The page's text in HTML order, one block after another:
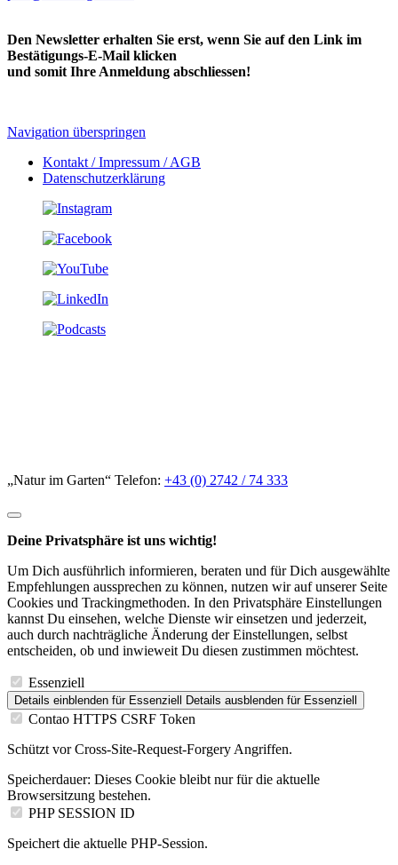
Den Newsletter erhalten Sie erst, wenn Sie auf den Link im
Bestätigungs-E-Mail klicken
und somit Ihre Anmeldung abschliessen!
Navigation überspringen
Kontakt / Impressum / AGB
Datenschutzerklärung
„Natur im Garten“ Telefon: +43 (0) 2742 / 74 333
Deine Privatsphäre ist uns wichtig!
Um Dich ausführlich informieren, beraten und für Dich ausgewählte
Empfehlungen aussprechen zu können, nutzen wir auf unserer Seite
Cookies und Trackingmethoden. In den Privatsphäre Einstellungen
kannst Du einsehen, welche Dienste wir einsetzen und jederzeit,
auch durch nachträgliche Änderung der Einstellungen, selbst
entscheiden, ob und inwieweit Du diesen zustimmen möchtest.
Essenziell
Details einblenden für Essenziell Details ausblenden für Essenziell
Contao HTTPS CSRF Token
Schützt vor Cross-Site-Request-Forgery Angriffen.
Speicherdauer: Dieses Cookie bleibt nur für die aktuelle
Browsersitzung bestehen.
PHP SESSION ID
Speichert die aktuelle PHP-Session.